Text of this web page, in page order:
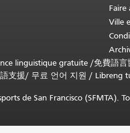
Faire
Ville
linguistique gratuite /免費語言
支援/ 무료 언어 지원 / Libreng
de San Francisco (SFMTA).